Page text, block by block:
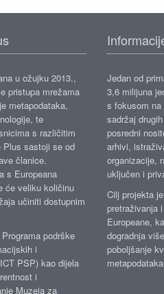
u ožujku 2013.,
pristupa mrežama
metapodataka,
te
s različitim
Plus sastoji se od
članice.
s Europeana
će veliku količinu
učiniti dostupnim
podrške
i
PSP) kao dijela
i
Muzeja za
Jedan od
3,6 milijuna
s fokusom
sadržaj
posredni
arhivi,
organizacije,
uključen i
Cilj projekta
pretraživanja
Europeane,
dogradnja
poboljšanje